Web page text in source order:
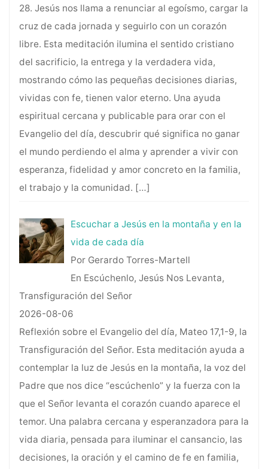
28. Jesús nos llama a renunciar al egoísmo, cargar la
cruz de cada jornada y seguirlo con un corazón
libre. Esta meditación ilumina el sentido cristiano
del sacrificio, la entrega y la verdadera vida,
mostrando cómo las pequeñas decisiones diarias,
vividas con fe, tienen valor eterno. Una ayuda
espiritual cercana y publicable para orar con el
Evangelio del día, descubrir qué significa no ganar
el mundo perdiendo el alma y aprender a vivir con
esperanza, fidelidad y amor concreto en la familia,
el trabajo y la comunidad. […]
Escuchar a Jesús en la montaña y en la
vida de cada día
Por Gerardo Torres-Martell
En Escúchenlo, Jesús Nos Levanta,
Transfiguración del Señor
2026-08-06
Reflexión sobre el Evangelio del día, Mateo 17,1-9, la
Transfiguración del Señor. Esta meditación ayuda a
contemplar la luz de Jesús en la montaña, la voz del
Padre que nos dice “escúchenlo” y la fuerza con la
que el Señor levanta el corazón cuando aparece el
temor. Una palabra cercana y esperanzadora para la
vida diaria, pensada para iluminar el cansancio, las
decisiones, la oración y el camino de fe en familia,